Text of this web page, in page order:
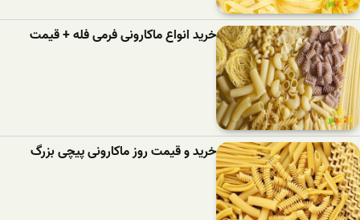
خرید انواع ماکارونی فرمی فله + قیمت
خرید و قیمت روز ماکارونی پیچی بزرگ